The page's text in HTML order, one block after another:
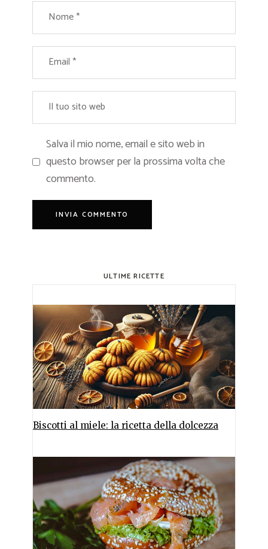
Salva il mio nome, email e sito web in
questo browser per la prossima volta che
commento.
ULTIME RICETTE
Biscotti al miele: la ricetta della dolcezza